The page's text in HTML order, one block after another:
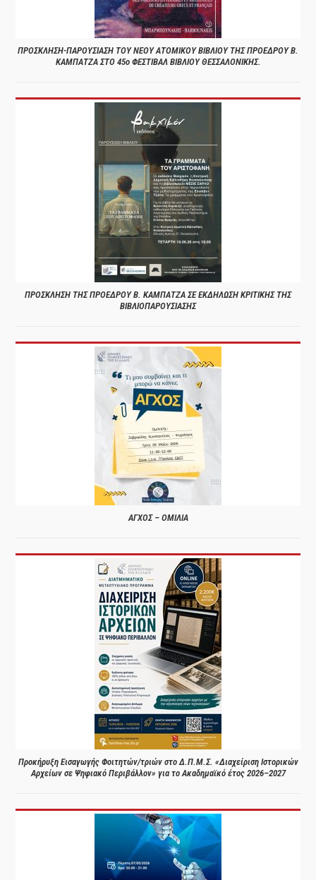
ΠΡΟΣΚΛΗΣΗ-ΠΑΡΟΥΣΙΑΣΗ ΤΟΥ ΝΕΟΥ ΑΤΟΜΙΚΟΥ ΒΙΒΛΙΟΥ ΤΗΣ ΠΡΟΕΔΡΟΥ Β.
ΚΑΜΠΑΤΖΑ ΣΤΟ 45ο ΦΕΣΤΙΒΑΛ ΒΙΒΛΙΟΥ ΘΕΣΣΑΛΟΝΙΚΗΣ.
ΠΡΟΣΚΛΗΣΗ ΤΗΣ ΠΡΟΕΔΡΟΥ Β. ΚΑΜΠΑΤΖΑ ΣΕ ΕΚΔΗΛΩΣΗ ΚΡΙΤΙΚΗΣ ΤΗΣ
ΒΙΒΛΙΟΠΑΡΟΥΣΙΑΣΗΣ
ΑΓΧΟΣ – ΟΜΙΛΙΑ
Προκήρυξη Εισαγωγής Φοιτητών/τριών στο Δ.Π.Μ.Σ. «Διαχείριση Ιστορικών
Αρχείων σε Ψηφιακό Περιβάλλον» για το Ακαδημαϊκό έτος 2026–2027